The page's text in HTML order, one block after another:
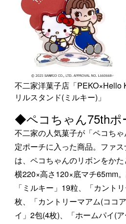
不二家洋菓子店「PEKO×Hello
リルスタンド(ミルキー)」
◆ペコちゃん75thポ
不二家の人気菓子が「ペコち
定ポーチに入った商品。ファ
は、ペコちゃんのリボンをか
横220×高さ120×底マチ65mm。
「ミルキー」19粒、「カント
枚、「カントリーマアム(ココ
イ」2包(4枚)、「ホームパイ(